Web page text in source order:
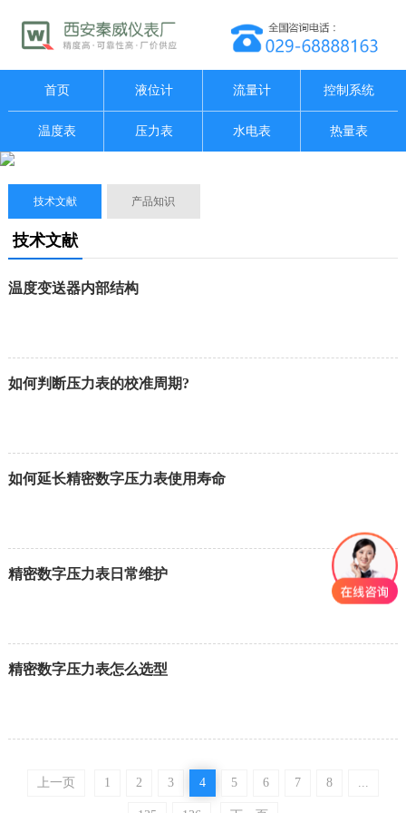
首页 液位计 流量计 控制系统
温度表 压力表 水电表 热量表
技术文献 产品知识
技术文献
温度变送器内部结构
如何判断压力表的校准周期?
如何延长精密数字压力表使用寿命
精密数字压力表日常维护
精密数字压力表怎么选型
上一页 1 2 3 4 5 6 7 8 ...